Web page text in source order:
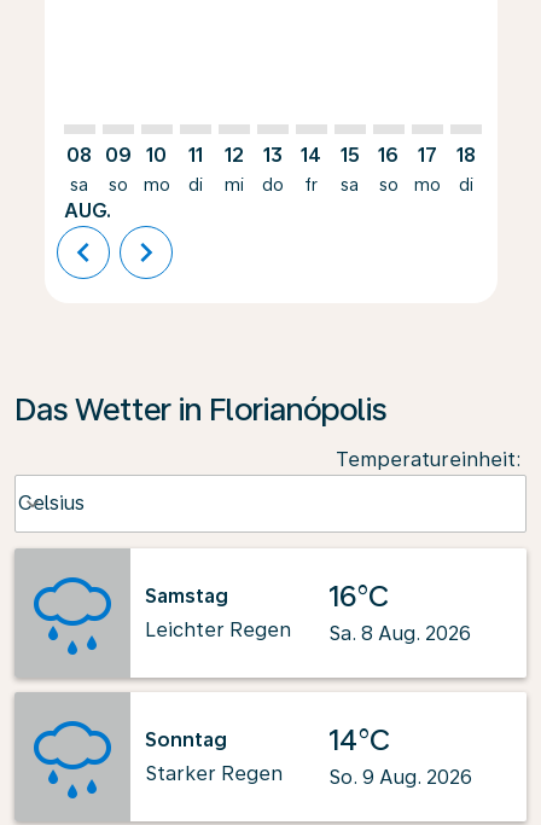
08
sa
AUG.
09
so
10
mo
11
di
12
mi
13
do
14
fr
15
sa
16
so
17
mo
18
di
chevron_left chevron_right
Das Wetter in Florianópolis
Temperatureinheit:
Celsius
keyboard_arrow_down
Samstag
Leichter Regen
16°C
Sa. 8 Aug. 2026
Sonntag
Starker Regen
14°C
So. 9 Aug. 2026